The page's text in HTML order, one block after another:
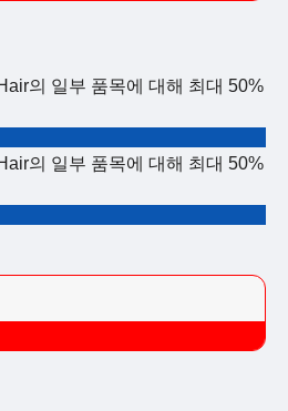
의 일부 품목에 대해 최대 50%
의 일부 품목에 대해 최대 50%